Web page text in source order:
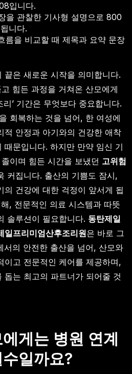
입니다.
을 관찰한 기사형 설명으로 800
니다.
름을 비교할 때 제목과 요약 문장
끝은 새로운 시작을 의미합니다.
힘든 과정을 거쳐온 산모에게
’ 기간은 무엇보다 중요합니다.
회복하는 것을 넘어, 한 여성에
적 안정과 아기와의 건강한 애착
때문입니다. 하지만 만약 임신 기
이며 힘든 시간을 보냈던 고위험
커집니다. 출산의 기쁨도 잠시,
의 건강에 대한 걱정이 앞서게 됩
, 전문적인 의료 시스템과 따뜻
솔루션이 필요합니다. 동탄제일
일프리미엄산후조리원은 바로 그
서의 안전한 출산을 넘어, 산모와
이고 전문적인 케어를 제공하며,
돕는 최고의 파트너가 되어줄 것
게는 병원 연계
일까요?